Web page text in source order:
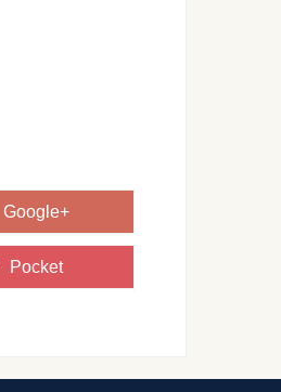
づけないことになりま
Google+
Pocket